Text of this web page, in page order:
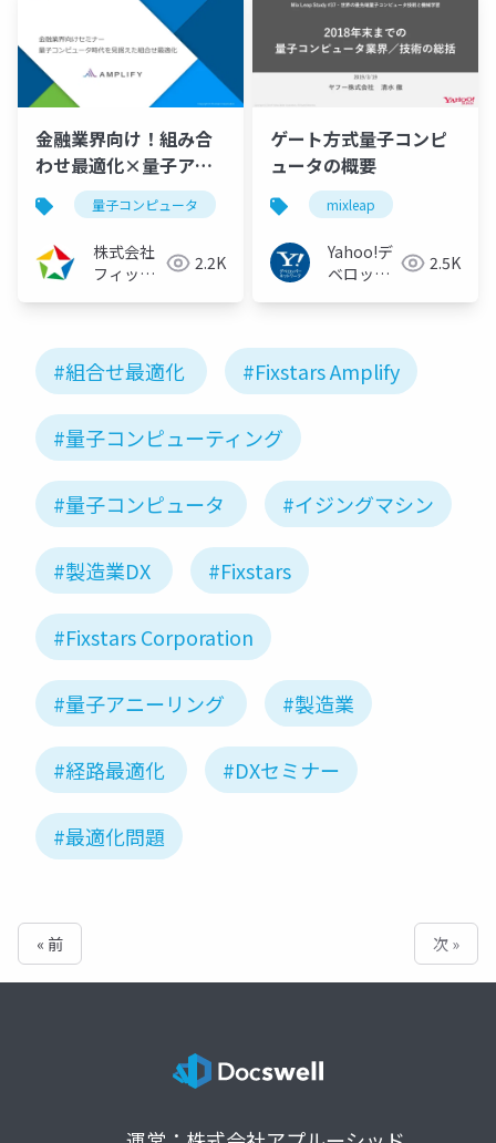
金融業界向け！組み合
わせ最適化×量子アニ
ーリング・イジングマ
シン（2021/09/16）
量子コンピュータ 量子アニーリング
株式会社
フィック
2.2K
ゲート方式量子コンピ
ュータの概要
mixleap
Yahoo!デ
ベロッパ
2.5K
#組合せ最適化 #Fixstars Amplify
#量子コンピューティング
#量子コンピュータ #イジングマシン
#製造業DX #Fixstars
#Fixstars Corporation
#量子アニーリング #製造業
#経路最適化 #DXセミナー
#最適化問題
« 前 次 »